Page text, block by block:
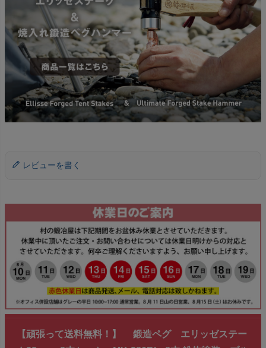
レビューを書く
【頑張って送料無料！】 鍛造ペグ エリッゼステー